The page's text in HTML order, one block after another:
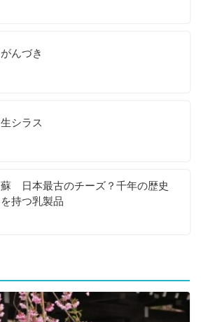
がんづき
生シラス
蘇 日本最古のチーズ？千年の歴史
を持つ乳製品